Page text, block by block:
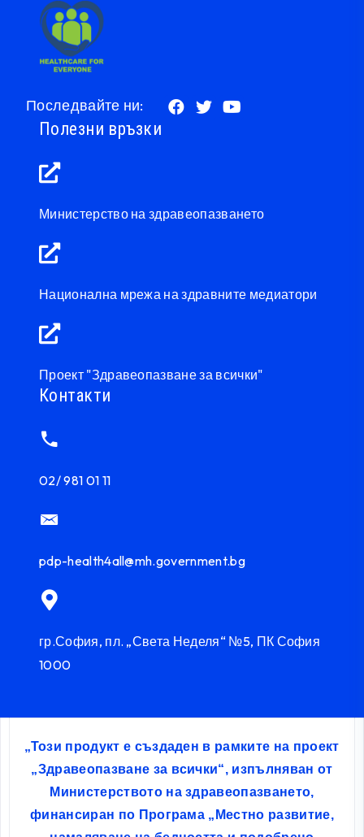
Последвайте ни:
Полезни връзки
Министерство на здравеопазването
Национална мрежа на здравните медиатори
Проект "Здравеопазване за всички"
Контакти
02/ 981 01 11
pdp-health4all@mh.government.bg
гр.София, пл. „Света Неделя“ №5, ПК София
1000
„Този продукт е създаден в рамките на проект
„Здравеопазване за всички“, изпълняван от
Министерството на здравеопазването,
финансиран по Програма „Местно развитие,